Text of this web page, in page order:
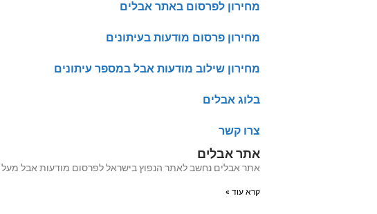
מחירון לפרסום באתר אבלים
מחירון פרסום מודעות בעיתונים
מחירון שילוב מודעות אבל במספר עיתונים
בלוג אבלים
צרו קשר
אתר אבלים
אתר אבלים נחשב לאתר הנפוץ בישראל לפרסום מודעות אבל מעל 20 שנה האתר עבר לאחרונה שדרוג מערכות על מנת שכל
קרא עוד »